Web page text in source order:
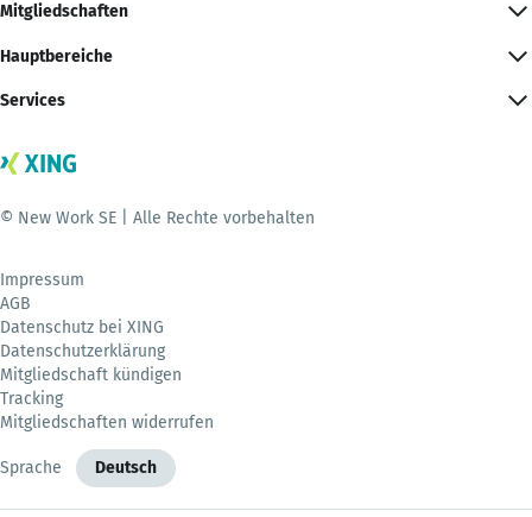
Mitgliedschaften
Hauptbereiche
Services
© New Work SE | Alle Rechte vorbehalten
Impressum
AGB
Datenschutz bei XING
Datenschutzerklärung
Mitgliedschaft kündigen
Tracking
Mitgliedschaften widerrufen
Sprache Deutsch